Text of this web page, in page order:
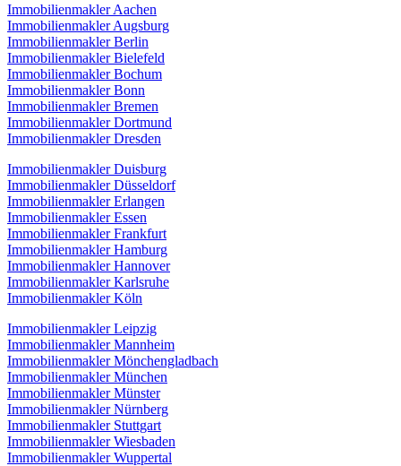
Immobilienmakler Aachen
Immobilienmakler Augsburg
Immobilienmakler Berlin
Immobilienmakler Bielefeld
Immobilienmakler Bochum
Immobilienmakler Bonn
Immobilienmakler Bremen
Immobilienmakler Dortmund
Immobilienmakler Dresden
Immobilienmakler Duisburg
Immobilienmakler Düsseldorf
Immobilienmakler Erlangen
Immobilienmakler Essen
Immobilienmakler Frankfurt
Immobilienmakler Hamburg
Immobilienmakler Hannover
Immobilienmakler Karlsruhe
Immobilienmakler Köln
Immobilienmakler Leipzig
Immobilienmakler Mannheim
Immobilienmakler Mönchengladbach
Immobilienmakler München
Immobilienmakler Münster
Immobilienmakler Nürnberg
Immobilienmakler Stuttgart
Immobilienmakler Wiesbaden
Immobilienmakler Wuppertal